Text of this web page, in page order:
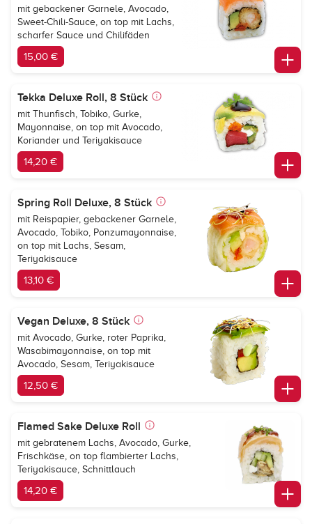
mit gebackener Garnele, Avocado,
Sweet-Chili-Sauce, on top mit Lachs,
scharfer Sauce und Chilifäden
15,00 €
Tekka Deluxe Roll, 8 Stück
mit Thunfisch, Tobiko, Gurke,
Mayonnaise, on top mit Avocado,
Koriander und Teriyakisauce
14,20 €
Spring Roll Deluxe, 8 Stück
mit Reispapier, gebackener Garnele,
Avocado, Tobiko, Ponzumayonnaise,
on top mit Lachs, Sesam,
Teriyakisauce
13,10 €
Vegan Deluxe, 8 Stück
mit Avocado, Gurke, roter Paprika,
Wasabimayonnaise, on top mit
Avocado, Sesam, Teriyakisauce
12,50 €
Flamed Sake Deluxe Roll
mit gebratenem Lachs, Avocado, Gurke,
Frischkäse, on top flambierter Lachs,
Teriyakisauce, Schnittlauch
14,20 €